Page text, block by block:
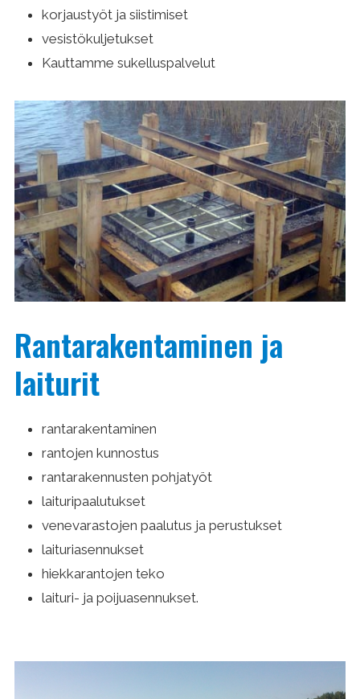
korjaustyöt ja siisti­miset
vesistökuljetukset
Kauttamme sukelluspalvelut
Rantara­kentaminen ja
laiturit
rantarakentaminen
rantojen kunnostus
rantarakenn­usten pohja­työt
laituri­paalu­tukset
venevarastojen paalutus ja perustukset
laituri­asenn­ukset
hiekkarantojen teko
laituri- ja poiju­asen­nukset.